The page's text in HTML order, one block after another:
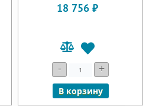
18 756 ₽
- +
В корзину